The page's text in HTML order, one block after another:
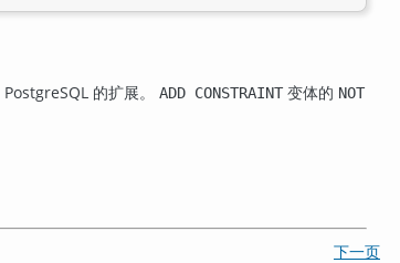
PostgreSQL 的扩展。 ADD CONSTRAINT 变体的 NOT
下一页